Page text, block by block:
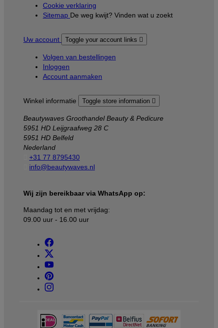
Cookie verklaring
Sitemap De weg kwijt? Vinden wat u zoekt
Uw account Toggle your account links 
Volgen van bestellingen
Inloggen
Account aanmaken
Winkel informatie Toggle store information 
Beautywaves Groothandel Beauty & Pedicure
5951 HD Leijgraafweg 28 C
5951 HD Belfeld
Nederland
+31 77 8795430
info@beautywaves.nl
Wij zijn bereikbaar via WhatsApp op:
Maandag tot en met vrijdag:
09.00 uur - 16.00 uur